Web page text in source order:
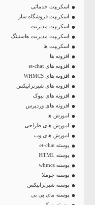
اسکریپت خدماتی
اسکریپت فروشگاه ساز
اسکریپت مدیریت
اسکریپت مدیریت هاستینگ
اسکریپت ها
افزونه ها
افزونه های et-chat
افزونه های WHMCS
افزونه های شیرترانیکس
افزونه های نیوک
افزونه های وردپرس
اموزش ها
اموزش های طراحی
اموزش های وب
پوسته et-chat
پوسته HTML
پوسته whmcs
پوسته جوملا
پوسته شیرترانیکس
پوسته مای بی بی